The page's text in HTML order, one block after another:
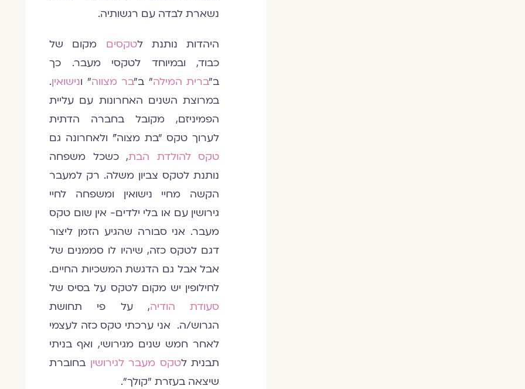
נשארת לבדה עם רגשותיה.
היהדות נותנת לטקסים מקום של
כבוד, ובמיוחד לטקסי מעבר. כך
ב״ברית המילה״ ב״בר מצווה״ ונישואין.
במרוצת השנים האחרונות עם עליית
הפמיניזם, מקובל בחברה הדתית
לערוך טקס ״בת מצוה״ֿ ולאחרונה גם
טקס להולדת הבת, כשכל משפחה
נותנת לטקס צביון משלה. רק למעבר
הקשה מחיי נישואין ומשפחה לחיי
גירושין עם או בלי ילדים- אין שום טקס
מעבר. אני סבורה שהגיע הזמן ליצור
דגם לטקס כזה, שיהיו לו סממנים של
אבל אבל גם הדגשת המשכיות החיים.
לחילופין יש מקום לטקס על בסיס של
סעודת הודיה, על פי תחושת
הגרוש/ה. אני ערכתי טקס כזה לעצמי
לאחר חמש שנים מגירושי, ואף בניתי
תבנית לטקס מעבר לגירושין בחוברת
שיצאה בעזרת ״קולך״.